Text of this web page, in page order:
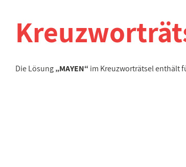
Die Lösung„MAYEN“ im Kreuzworträtsel enthält